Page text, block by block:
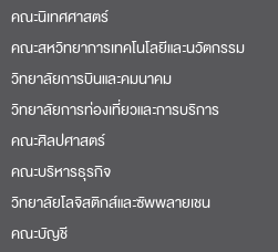
คณะนิเทศศาสตร์
คณะสหวิทยาการเทคโนโลยีและนวัตกรรม
วิทยาลัยการบินและคมนาคม
วิทยาลัยการท่องเที่ยวและการบริการ
คณะศิลปศาสตร์
คณะบริหารธุรกิจ
วิทยาลัยโลจิสติกส์และซัพพลายเชน
คณะบัญชี